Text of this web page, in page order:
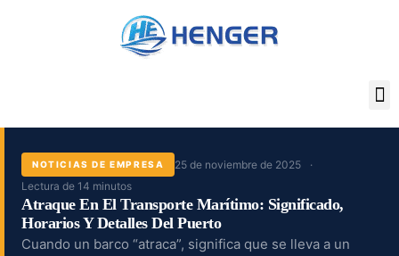
NOTICIAS DE EMPRESA
25 de noviembre de 2025
Lectura de 14 minutos
Atraque En El Transporte Marítimo: Significado,
Horarios Y Detalles Del Puerto
Cuando un barco “atraca”, significa que se lleva a un